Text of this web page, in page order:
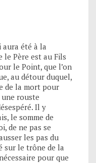
aura été à la
le Père est au Fils
le Point, que l’on
au détour duquel,
de la mort pour
une rouste
Il y
le somme de
de ne pas se
les pas du
sur le trône de la
pour que